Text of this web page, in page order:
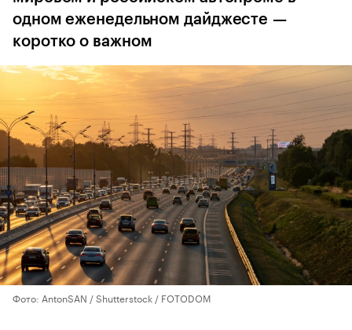
одном еженедельном дайджесте —
коротко о важном
Фото: AntonSAN / Shutterstock / FOTODOM